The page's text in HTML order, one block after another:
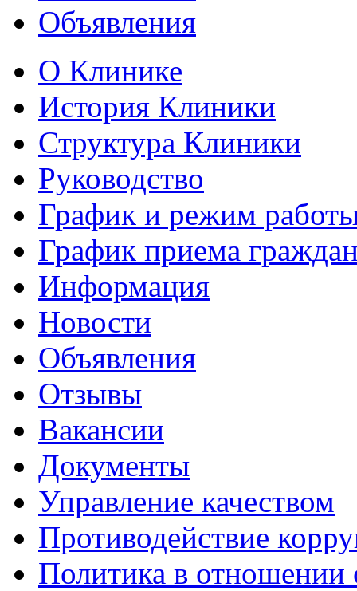
Объявления
О Клинике
История Клиники
Структура Клиники
Руководство
График и режим
График приема
Информация
Новости
Объявления
Отзывы
Вакансии
Документы
Управление качеством
Противодействие
Политика в отношении